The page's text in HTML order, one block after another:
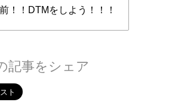
！！DTMをしよう！！！
記事をシェア